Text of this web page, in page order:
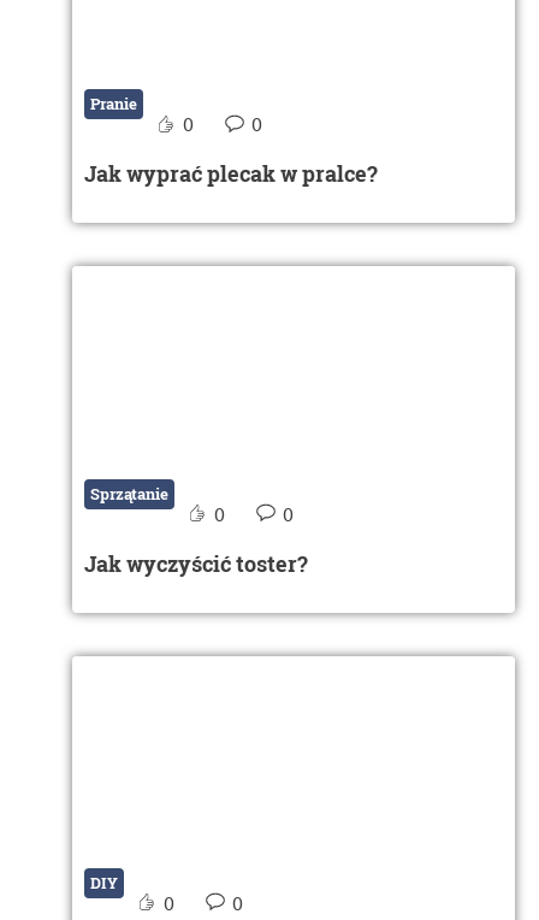
Pranie
0 0
Jak wyprać plecak w pralce?
Sprzątanie
0 0
Jak wyczyścić toster?
DIY
0 0